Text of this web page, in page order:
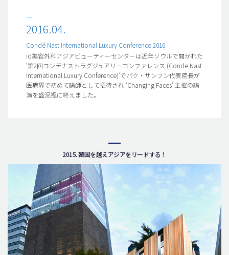
2016.04.
Condé Nast International Luxury Conference 2016
id美容外科アジアビューティーセンターは近年ソウルで開かれた
‘第2回コンデナストラグジュアリーコンファレンス (Conde Nast
International Luxury Conference)’でパク・サンフン代表院長が
医療界で初めて講師として招待され ‘Changing Faces’ 主催の講
演を盛況裡に終えました。
2015. 韓国を越えアジアをリードする！